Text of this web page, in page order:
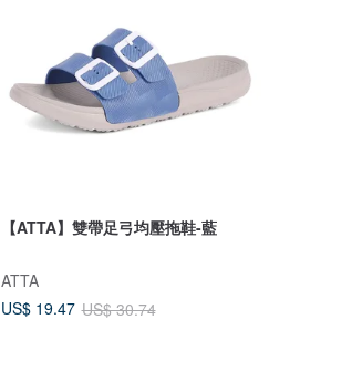
【ATTA】雙帶足弓均壓拖鞋-藍
ATTA
US$ 19.47 US$ 30.74